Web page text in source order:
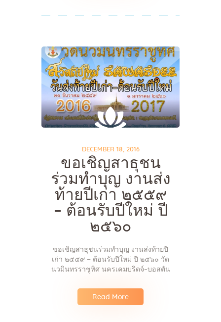
DECEMBER 18, 2016
ขอเชิญสาธุชน
ร่วมทำบุญ งานส่ง
ท้ายปีเก่า ๒๕๕๙
– ต้อนรับปีใหม่ ปี
๒๕๖๐
ขอเชิญสาธุชนร่วมทำบุญ งานส่งท้ายปี
เก่า ๒๕๕๙ – ต้อนรับปีใหม่ ปี ๒๕๖๐ วัด
นวมินทรราชูทิศ นครเคมบริดจ์-บอสตัน
Read More